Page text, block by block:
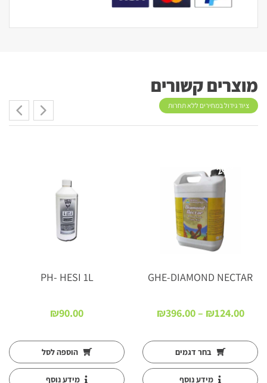
מוצרים קשורים
ציוד גידול במחירים ללא תחרות
20%
GHE-DIAMOND NECTAR
₪124.00
–
₪396.00
⁦₪124.00⁩
⁦₪396.00⁩
בחר דגמים
מידע נוסף
PH- HESI 1L
₪90.00
הוספה לסל
מידע נוסף